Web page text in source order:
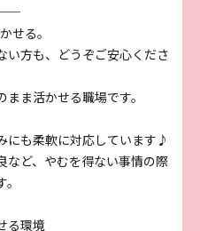
せる。
い方も、どうぞご安心くださ
ま活かせる職場です。
にも柔軟に対応しています♪
など、やむを得ない事情の際
る環境